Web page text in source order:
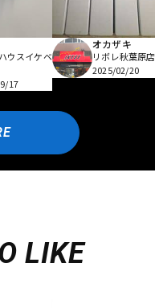
ウスイケベ
17
オカザキ
リボレ秋葉原店
2025/02/20
LIKE